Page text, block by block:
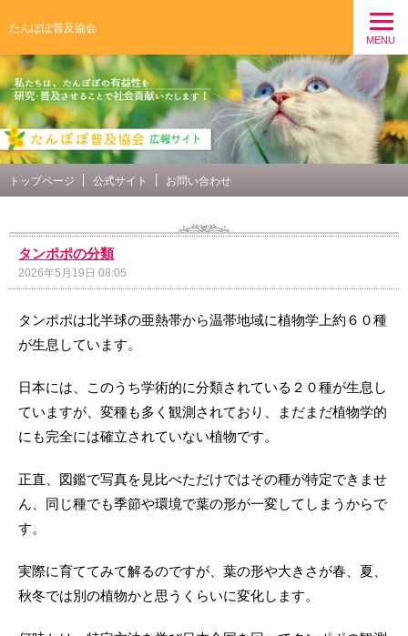
たんぽぽ普及協会
MENU
トップページ 公式サイト お問い合わせ
タンポポの分類
2026年5月19日 08:05
タンポポは北半球の亜熱帯から温帯地域に植物学上約６０種
が生息しています。
日本には、このうち学術的に分類されている２０種が生息し
ていますが、変種も多く観測されており、まだまだ植物学的
にも完全には確立されていない植物です。
正直、図鑑で写真を見比べただけではその種が特定できませ
ん、同じ種でも季節や環境で葉の形が一変してしまうからで
す。
実際に育ててみて解るのですが、葉の形や大きさが春、夏、
秋冬では別の植物かと思うくらいに変化します。